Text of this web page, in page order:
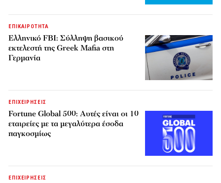
ΕΠΙΚΑΙΡΟΤΗΤΑ
Ελληνικό FBI: Σύλληψη βασικού
εκτελεστή της Greek Mafia στη
Γερμανία
ΕΠΙΧΕΙΡΗΣΕΙΣ
Fortune Global 500: Αυτές είναι οι 10
εταιρείες με τα μεγαλύτερα έσοδα
παγκοσμίως
ΕΠΙΧΕΙΡΗΣΕΙΣ